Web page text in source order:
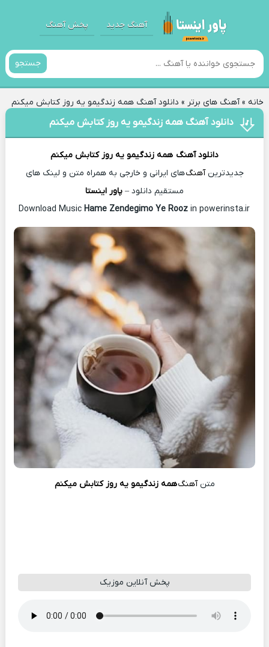
آهنگ جدید پخش آهنگ
جستجو
خانه»آهنگ های برتر » دانلود آهنگ همه زندگیمو یه روز کتابش میکنم
دانلود آهنگ همه زندگیمو یه روز کتابش میکنم
دانلود آهنگ همه زندگیمو یه روز کتابش میکنم
جدیدترینآهنگهای ایرانی و خارجی به همراه متن و لینک های
مستقیم دانلود – پاور اینستا
Hame Zendegimo Ye Rooz in powerinsta.ir
متنآهنگهمه زندگیمو یه روز کتابش میکنم
پخش آنلاین موزیک